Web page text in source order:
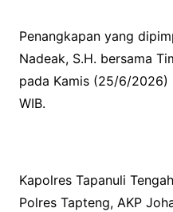
Penangkapan yang
Nadeak, S.H. bersama
pada Kamis (25/6/2026)
WIB.
Kapolres Tapanuli
Polres Tapteng, AKP